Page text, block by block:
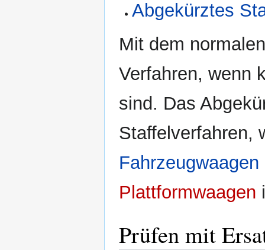
Abgekürztes
Mit dem
Verfahren, wenn
sind. Das
Staffelverfahren,
Fahrzeugwaagen
Plattformwaagen
Prüfen mit